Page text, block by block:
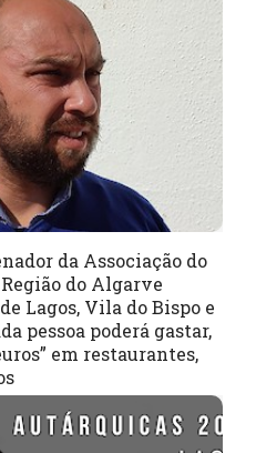
da Associação do
do Algarve
Lagos, Vila do Bispo e
pessoa poderá gastar,
em restaurantes,